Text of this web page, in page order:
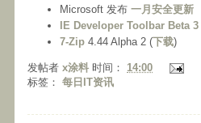
Microsoft 发布 一月安全更新
IE Developer Toolbar Beta 3
7-Zip 4.44 Alpha 2 (下载)
发帖者 x涂料 时间： 14:00
标签： 每日IT资讯